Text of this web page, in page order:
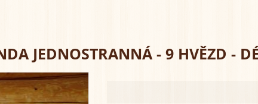
JEDNOSTRANNÁ - 9 HVĚZD -